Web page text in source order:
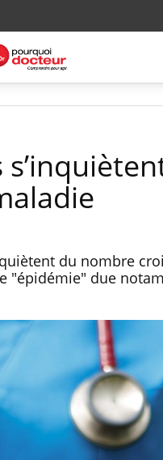
du nombre
"épidémie" due